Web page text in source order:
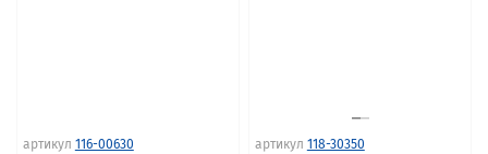
артикул 116-00630 артикул 118-30350